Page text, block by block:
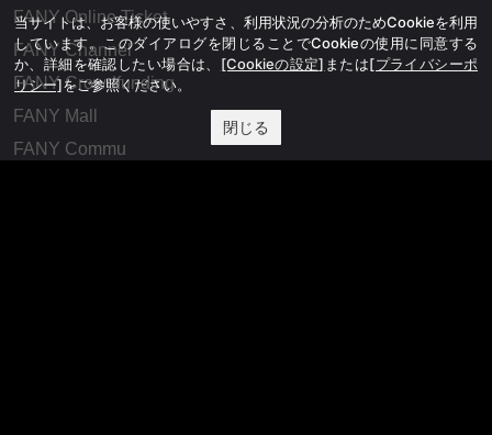
FANY Online Ticket
FANY Channel
FANY Crowdfunding
FANY Mall
FANY Commu
当サイトは、お客様の使いやすさ、利用状況の分析のためCookieを利用
しています。このダイアログを閉じることでCookieの使用に同意する
か、詳細を確認したい場合は、 [Cookieの設定] または[プライバシーポ
リシー]をご参照ください。
閉じる